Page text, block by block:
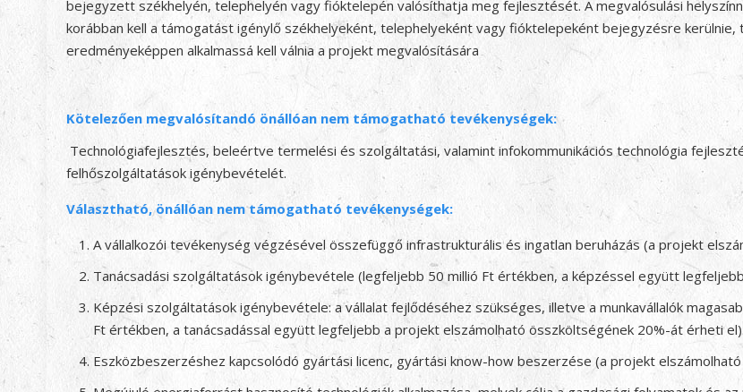
bejegyzett székhelyén, telephelyén vagy fióktelepén valósíthatja meg fejlesztését. A megvalósulási
korábban kell a támogatást igénylő székhelyeként, telephelyeként vagy fióktelepeként bejegyzésre kerülnie,
eredményeképpen alkalmassá kell válnia a projekt megvalósítására
Kötelezően megvalósítandó önállóan nem támogatható tevékenységek:
Technológiafejlesztés, beleértve termelési és szolgáltatási, valamint infokommunikációs technológia
felhőszolgáltatások igénybevételét.
Választható, önállóan nem támogatható tevékenységek:
A vállalkozói tevékenység végzésével összefüggő infrastrukturális és ingatlan beruházás (a projekt
Tanácsadási szolgáltatások igénybevétele (legfeljebb 50 millió Ft értékben, a képzéssel együtt
Képzési szolgáltatások igénybevétele: a vállalat fejlődéséhez szükséges, illetve a munkavállalók
Ft értékben, a tanácsadással együtt legfeljebb a projekt elszámolható összköltségének 20%-át érheti el).
Eszközbeszerzéshez kapcsolódó gyártási licenc, gyártási know-how beszerzése (a projekt